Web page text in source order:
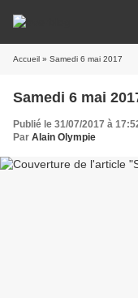
Accueil » Samedi 6 mai 2017
Samedi 6 mai
Publié le 31/07/2017 à
Par Alain Olympie